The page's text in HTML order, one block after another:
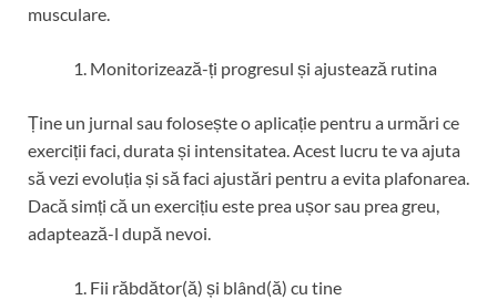
musculare.
Monitorizează-ți progresul și ajustează rutina
Ține un jurnal sau folosește o aplicație pentru a urmări ce
exerciții faci, durata și intensitatea. Acest lucru te va ajuta
să vezi evoluția și să faci ajustări pentru a evita plafonarea.
Dacă simți că un exercițiu este prea ușor sau prea greu,
adaptează-l după nevoi.
Fii răbdător(ă) și blând(ă) cu tine